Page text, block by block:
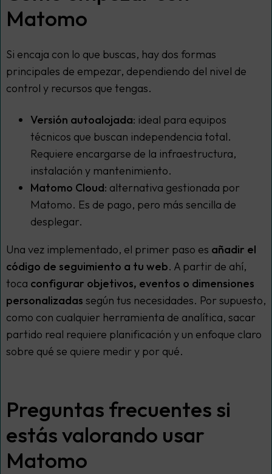
Matomo
Si encaja con lo que buscas, hay dos formas
principales de empezar, dependiendo del nivel de
control y recursos que tengas.
Versión autoalojada: ideal para equipos
técnicos que buscan independencia total.
Requiere encargarse de la infraestructura,
instalación y mantenimiento.
Matomo Cloud: alternativa gestionada por
Matomo. Es de pago, pero más sencilla de
desplegar.
Una vez implementado, el primer paso es añadir el
código de seguimiento a tu web. A partir de ahí,
toca configurar objetivos, eventos o dimensiones
personalizadas según tus necesidades. Por supuesto,
como con cualquier herramienta de analítica, sacar
partido real requiere planificación y un enfoque claro
sobre qué se quiere medir y por qué.
Preguntas frecuentes si
estás valorando usar
Matomo